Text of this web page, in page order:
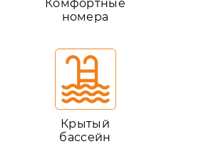
Комфортные
номера
Крытый
бассейн